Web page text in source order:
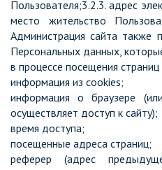
Пользователя;3.2.3. адрес
место жительство
Администрация сайта также
Персональных данных,
в процессе посещения
информация из cookies;
информация о браузере
осуществляет доступ к сайту);
время доступа;
посещенные адреса страниц;
реферер (адрес